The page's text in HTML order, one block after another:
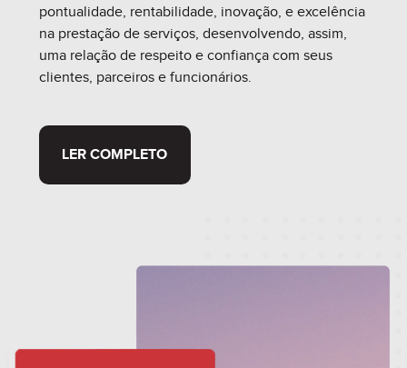
pontualidade, rentabilidade, inovação, e excelência
na prestação de serviços, desenvolvendo, assim,
uma relação de respeito e confiança com seus
clientes, parceiros e funcionários.
LER COMPLETO